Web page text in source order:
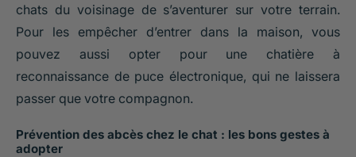
chats du voisinage de s’aventurer sur votre terrain.
Pour les empêcher d’entrer dans la maison, vous
pouvez aussi opter pour une chatière à
reconnaissance de puce électronique, qui ne laissera
passer que votre compagnon.
Prévention des abcès chez le chat : les bons gestes à
adopter